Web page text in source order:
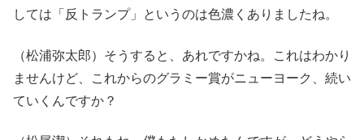
しては「反トランプ」というのは色濃くありましたね。
（松浦弥太郎）そうすると、あれですかね。これはわかり
ませんけど、これからのグラミー賞がニューヨーク、続い
ていくんですか？